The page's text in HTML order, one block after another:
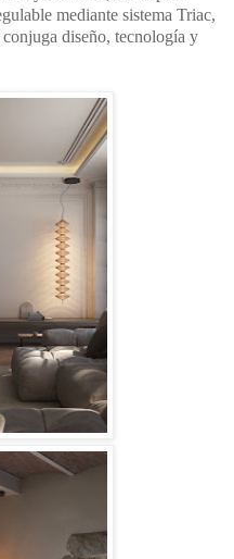
mediante sistema Triac,
diseño, tecnología y